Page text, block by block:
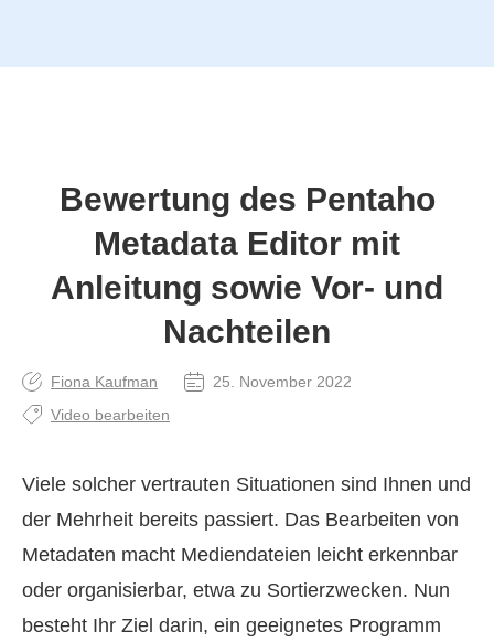
Bewertung des Pentaho
Metadata Editor mit
Anleitung sowie Vor- und
Nachteilen
Fiona Kaufman
25. November 2022
Video bearbeiten
Viele solcher vertrauten Situationen sind Ihnen und
der Mehrheit bereits passiert. Das Bearbeiten von
Metadaten macht Mediendateien leicht erkennbar
oder organisierbar, etwa zu Sortierzwecken. Nun
besteht Ihr Ziel darin, ein geeignetes Programm